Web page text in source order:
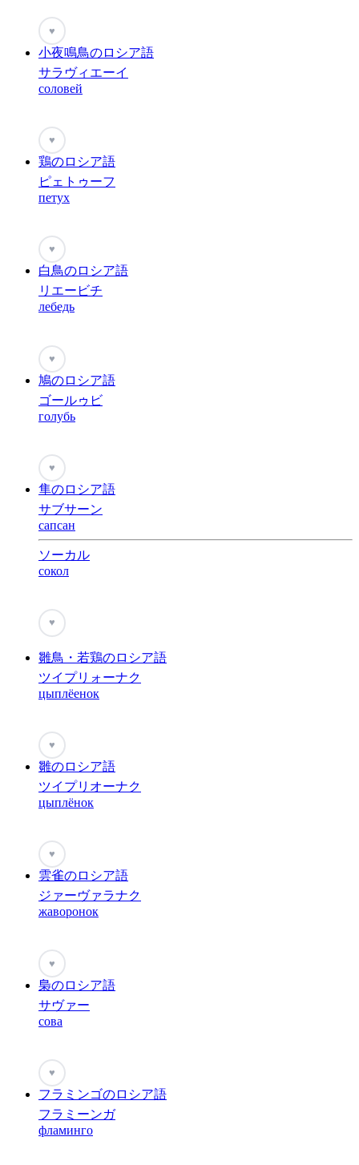
♥
小夜鳴鳥のロシア語
サラヴィエーイ
соловей
♥
鶏のロシア語
ピェトゥーフ
петух
♥
白鳥のロシア語
リエービチ
лебедь
♥
鳩のロシア語
ゴールゥビ
голубь
♥
隼のロシア語
サブサーン
сапсан
ソーカル
сокол
♥
雛鳥・若鶏のロシア語
ツイプリォーナク
цыплёенок
♥
雛のロシア語
ツイプリオーナク
цыплёнок
♥
雲雀のロシア語
ジァーヴァラナク
жаворонок
♥
梟のロシア語
サヴァー
сова
♥
フラミンゴのロシア語
フラミーンガ
фламинго